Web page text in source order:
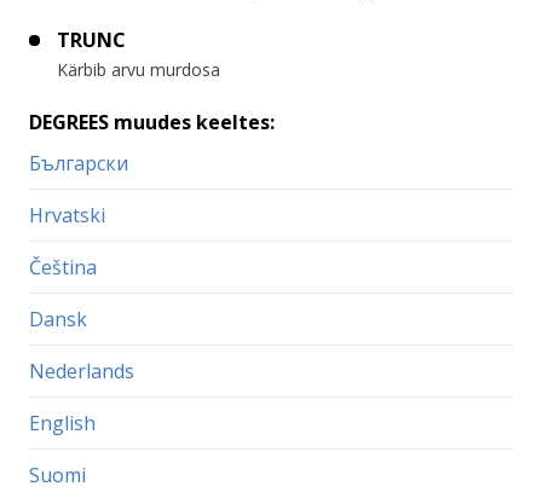
TRUNC
Kärbib arvu murdosa
DEGREES muudes keeltes:
Български
Hrvatski
Čeština
Dansk
Nederlands
English
Suomi